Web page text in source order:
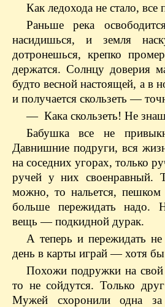
Как ледохода не стало, все
Раньше река
насидишься, и земля
дотронешься, крепко
держатся. Солнцу доверия
будто весной настоящей, а в
и получается скользеть —
— Кака скользеть! Не
Бабушка все не
Давнишние подруги, вся
на соседних угорах, только
ручей у них своенравный.
можно, то нальется,
больше пережидать надо.
вещь — подкидной дурак.
А теперь и пережидать
день в карты играй — хотя
Похожи подружки на свой
то не сойдутся. Только
Мужей схоронили одна